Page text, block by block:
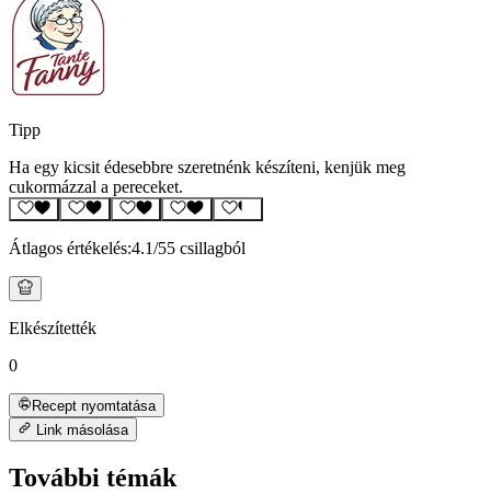
Tipp
Ha egy kicsit édesebbre szeretnénk készíteni, kenjük meg
cukormázzal a pereceket.
Átlagos értékelés:4.1/55 csillagból
Elkészítették
0
Recept nyomtatása
Link másolása
További témák